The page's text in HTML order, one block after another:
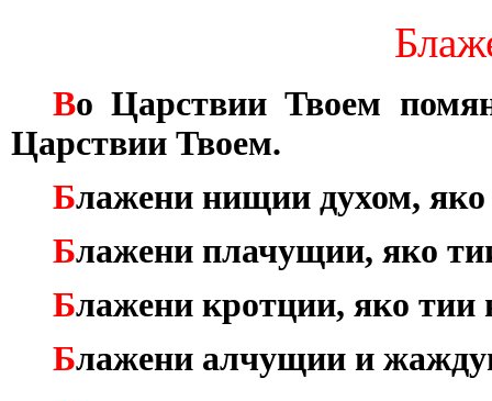
Во Царствии Твоем
Царствии Твоем.
Блажени нищии духом, яко
Блажени плачущии, яко
Блажени кротции, яко тии
Блажени алчущии и